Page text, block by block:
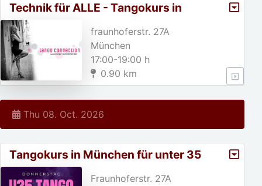
Technik für ALLE - Tangokurs in
München
fraunhoferstr. 27A
München
17:00-19:00 h
0.90 km
Thu 08. Oct. 2026
Tangokurs in München für unter 35
jährige!
Fraunhoferstr. 27A